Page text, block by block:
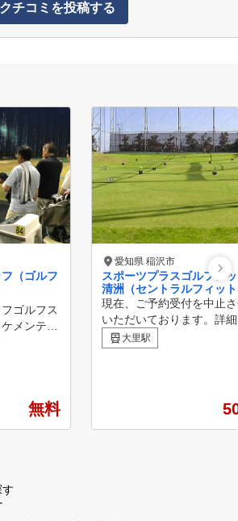
クチコミを投稿する
（ゴルフ
ゴルフス
メンティ
スン歴2
ロや女子
い指導で
、きめ細
間の振替
無料
愛知県 稲沢市
スポーツプラスゴルフレ
清洲（セントラルフィッ
クラブ清洲）
現在、ご予約受付を中止
いただいております。詳
知らせ欄にてご確認お願
ます。 東海エリア最大打席数
盛りだくさんです。 コー
経験の方でも安心して参
大里駅